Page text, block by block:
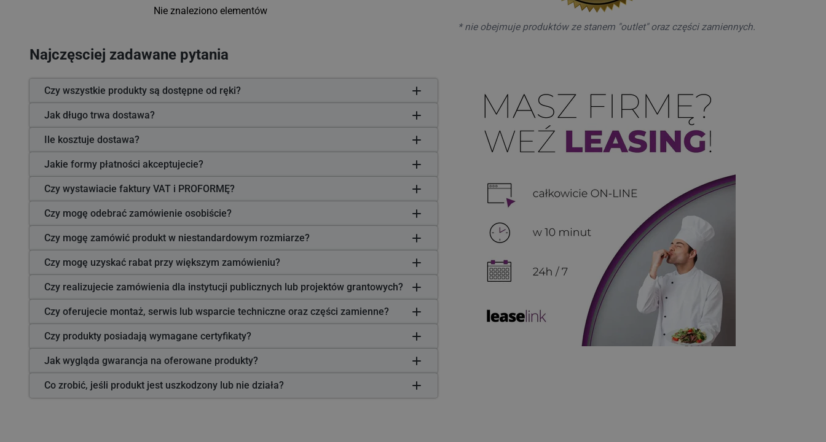
Nie znaleziono elementów
Najczęsciej zadawane pytania
Czy wszystkie produkty są dostępne od ręki?
Jak długo trwa dostawa?
Ile kosztuje dostawa?
Jakie formy płatności akceptujecie?
Czy wystawiacie faktury VAT i PROFORMĘ?
Czy mogę odebrać zamówienie osobiście?
Czy mogę zamówić produkt w niestandardowym rozmiarze?
Czy mogę uzyskać rabat przy większym zamówieniu?
Czy realizujecie zamówienia dla instytucji publicznych lub projektów grantowych?
Czy oferujecie montaż, serwis lub wsparcie techniczne oraz części zamienne?
Czy produkty posiadają wymagane certyfikaty?
Jak wygląda gwarancja na oferowane produkty?
Co zrobić, jeśli produkt jest uszkodzony lub nie działa?
* nie obejmuje produktów ze stanem "outlet" oraz części zamiennych.